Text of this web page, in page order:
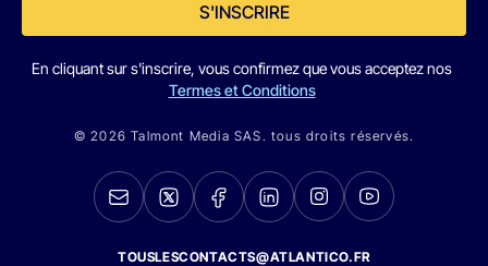
S'INSCRIRE
En cliquant sur s'inscrire, vous confirmez que vous acceptez nos
Termes et Conditions
© 2026 Talmont Media SAS. tous droits réservés.
TOUSLESCONTACTS@ATLANTICO.FR